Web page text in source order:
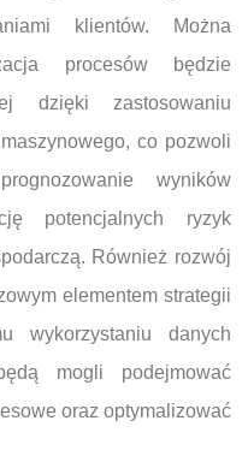
klientów. Można
procesów będzie
dzięki zastosowaniu
co pozwoli
wyników
potencjalnych ryzyk
Również rozwój
elementem strategii
wykorzystaniu danych
mogli podejmować
oraz optymalizować